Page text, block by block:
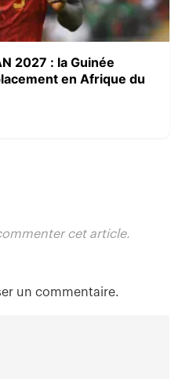
2027 : la Guinée
en Afrique du
cet article.
un commentaire.